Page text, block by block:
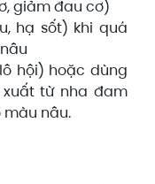
giảm đau cơ)
hạ sốt) khi quá
hội) hoặc dùng
từ nha đam
nâu.